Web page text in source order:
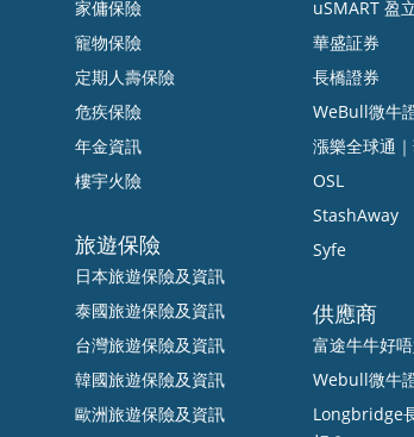
家傭保險
寵物保險
定期人壽保險
危疾保險
年金資訊
樓宇火險
旅遊保險
日本旅遊保險及資訊
泰國旅遊保險及資訊
台灣旅遊保險及資訊
韓國旅遊保險及資訊
歐洲旅遊保險及資訊
uSMART 盈
華盛証券
長橋證券
WeBull微牛
漲樂全球通
OSL
StashAway
Syfe
供應商
富途牛牛好
Webull微牛
Longbridge